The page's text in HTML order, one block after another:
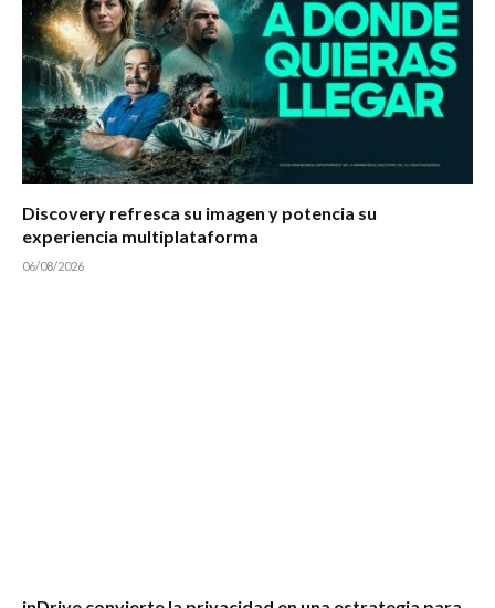
Discovery refresca su imagen y potencia su
experiencia multiplataforma
06/08/2026